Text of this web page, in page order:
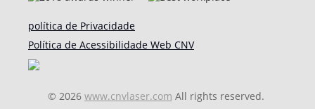
política de Privacidade
Política de Acessibilidade Web CNV
© 2026 www.cnvlaser.com All rights reserved.